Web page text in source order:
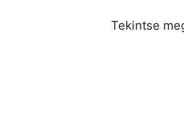
Tekintse